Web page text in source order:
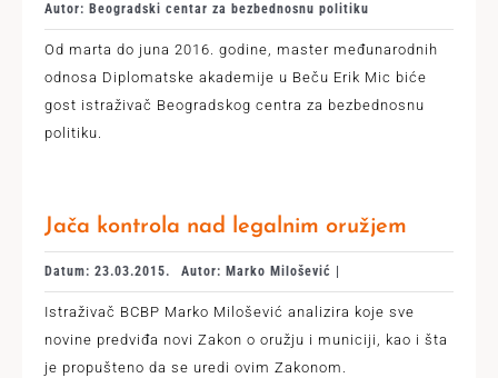
Autor: Beogradski centar za bezbednosnu politiku
Od marta do juna 2016. godine, master međunarodnih
odnosa Diplomatske akademije u Beču Erik Mic biće
gost istraživač Beogradskog centra za bezbednosnu
politiku.
Jača kontrola nad legalnim oružjem
Datum: 23.03.2015. Autor: Marko Milošević |
Istraživač BCBP Marko Milošević analizira koje sve
novine predviđa novi Zakon o oružju i municiji, kao i šta
je propušteno da se uredi ovim Zakonom.